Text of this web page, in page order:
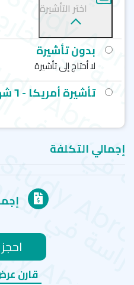
دورات اللغة الانجليزية
يُقدم المعهد مجموعة متنوعة
تُناسب جميع المستويات
دورة اللغة الإنجليزية
دورة اللغة الإنجليزية
دورة اللغة الإنجليزية في
دورات الإعداد لاختبار TOEFL
معاهد دراسة اللغة في
اختر التأشيرة
بدون تأشيرة
لا أحتاج إلى تأشيرة
تأشيرة أمريكا - ٦ شهور
إجمالي التكلفة
قارن